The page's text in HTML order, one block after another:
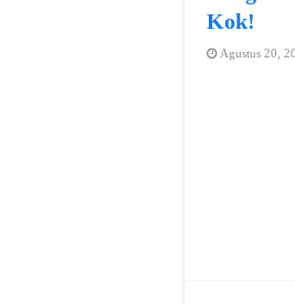
Kok!
Agustus 20,